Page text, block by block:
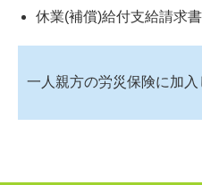
休業(補償)給付支給請求
一人親方の労災保険に加